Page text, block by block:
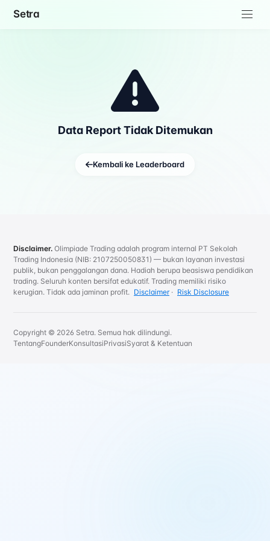
Setra
Data Report Tidak Ditemukan
Kembali ke Leaderboard
Disclaimer. Olimpiade Trading adalah program internal PT Sekolah
Trading Indonesia (NIB: 2107250050831) — bukan layanan investasi
publik, bukan penggalangan dana. Hadiah berupa beasiswa pendidikan
trading. Seluruh konten bersifat edukatif. Trading memiliki risiko
kerugian. Tidak ada jaminan profit. Disclaimer· Risk Disclosure
Copyright © 2026 Setra. Semua hak dilindungi.
TentangFounderKonsultasiPrivasiSyarat & Ketentuan